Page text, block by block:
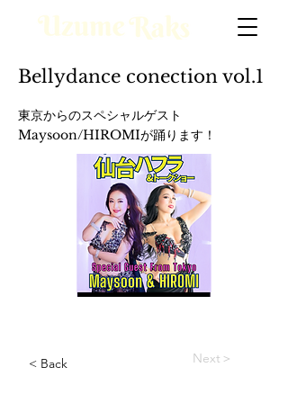
Bellydance conection vol.1
東京からのスペシャルゲスト
Maysoon/HIROMIが踊ります！
< Back Next＞